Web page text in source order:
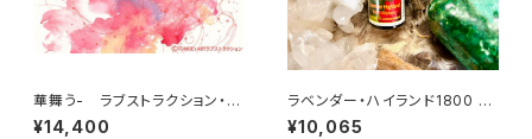
華舞う- ラブストラクション・ア
ート 4 by 仲丸友恵
¥14,400
ラベンダー・ハイランド1800 <5
ml>
¥10,065